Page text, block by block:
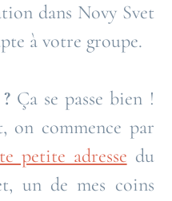
dans Novy Svet
à votre groupe.
Ça se passe bien !
on commence par
petite adresse du
un de mes coins